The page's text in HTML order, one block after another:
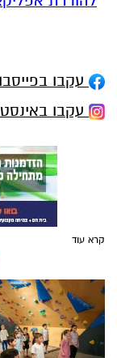
עקבו
עקבו
קרא עוד